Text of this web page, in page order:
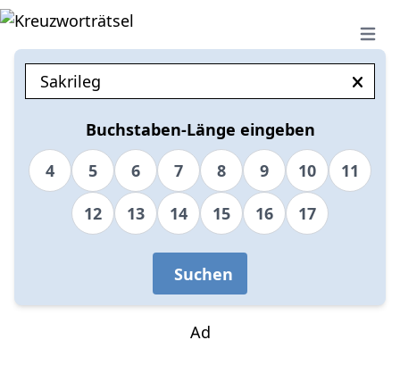
Open
Buchstaben-Länge eingeben
4
5 6 7 8 9 10
11
12
13 14 15 16 17
Suchen
Ad